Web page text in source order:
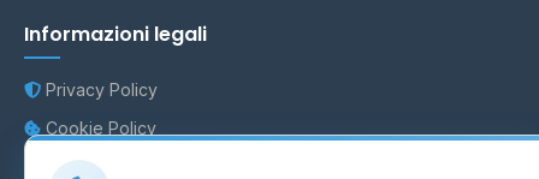
Informazioni legali
Privacy Policy
Cookie Policy
Preferenze Cookie